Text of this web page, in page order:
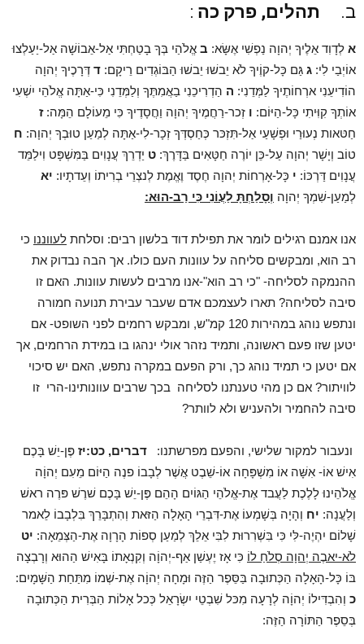
ב. תהלים, פרק כה :
א לְדָוִד אֵלֶיךָ יְהוָה נַפְשִׁי אֶשָּׂא: ב אֱלֹהַי בְּךָ בָטַחְתִּי אַל-אֵבוֹשָׁה אַל-יַעַלְצוּ
אוֹיְבַי לִי: ג גַּם כָּל-קוֶֹיךָ לֹא יֵבשׁוּ יֵבשׁוּ הַבּוֹגְדִים רֵיקָם: ד דְּרָכֶיךָ יְהוָה
הוֹדִיעֵנִי ארְחוֹתֶיךָ לַמְּדֵנִי: ה הַדְרִיכֵנִי בַאֲמִתֶּךָ וְלַמְּדֵנִי כִּי-אַתָּה אֱלֹהֵי יִשְׁעִי
אוֹתְךָ קִוִּיתִי כָּל-הַיּוֹם: ו זְכר-רַחֲמֶיךָ יְהוָה וַחֲסָדֶיךָ כִּי מֵעוֹלָם הֵמָּה:ז
חַטּאות נְעוּרַי וּפְשָׁעַי אַל-תִּזְכּר כְּחַסְדְּךָ זְכָר-לִי-אַתָּה לְמַעַן טוּבְךָ יְהוָה: ח
טוֹב וְיָשָׁר יְהוָה עַל-כֵּן יוֹרֶה חַטָּאִים בַּדָּרֶךְ: ט יַדְרֵךְ עֲנָוִים בַּמִּשְׁפָּט וִילַמֵּד
עֲנָוִים דַּרְכּוֹ: י כָּל-אָרְחוֹת יְהוָה חֶסֶד וֶאֱמֶת לְנצְרֵי בְרִיתוֹ וְעֵדתָיו: יא
לְמַעַן-שִׁמְךָ יְהוָה וְסָלַחְתָּ לַעֲוֹנִי כִּי רַב-הוּא:
אנו אמנם רגילים לומר את תפילת דוד בלשון רבים: וסלחת לעווננו כי
רב הוא, ומבקשים סליחה על עוונות העם כולו. אך הבה נבדוק את
ההנמקה לסליחה- "כי רב הוא"-אנו מרבים לעשות עוונות. האם זו
סיבה לסליחה? תארו לעצמכם אדם שעבר עבירת תנועה חמורה
ונתפש נוהג במהירות 120 קמ"ש, ומבקש רחמים לפני השופט- אם
יטען שזו פעם ראשונה, ותמיד נזהר אולי ינהגו בו במידת הרחמים, אך
אם יטען כי תמיד נוהג כך, ורק הפעם במקרה נתפש, האם יש סיכוי
לוויתור? אם כן מהי טענתנו לסליחה בכך שרבים עוונותינו-הרי זו
סיבה להחמיר ולהעניש ולא לוותר?
ונעבור למקור שלישי, והפעם מפרשתנו: דברים, כט:יז פֶּן-יֵשׁ בָּכֶם
אִישׁ אוֹ- אִשָּׁה אוֹ מִשְׁפָּחָה אוֹ-שֵׁבֶט אֲשֶׁר לְבָבוֹ פנֶה הַיּוֹם מֵעִם יְהוָֹה
אֱלֹהֵינוּ לָלֶכֶת לַעֲבד אֶת-אֱלֹהֵי הַגּוֹיִם הָהֵם פֶּן-יֵשׁ בָּכֶם שׁרֶשׁ פּרֶה ראשׁ
וְלַעֲנָה: יח וְהָיָה בְּשָׁמְעוֹ אֶת-דִּבְרֵי הָאָלָה הַזּאת וְהִתְבָּרֵךְ בִּלְבָבוֹ לֵאמר
שָׁלוֹם יִהְיֶה-לִּי כִּי בִּשְׁרִרוּת לִבִּי אֵלֵךְ לְמַעַן סְפוֹת הָרָוָה אֶת-הַצְּמֵאָה: יט
לֹא-יאבֶה יְהוָה סְלֹחַ לוֹ כִּי אָז יֶעְשַׁן אַף-יְהוָֹה וְקִנְאָתוֹ בָּאִישׁ הַהוּא וְרָבְצָה
בּוֹ כָּל-הָאָלָה הַכְּתוּבָה בַּסֵּפֶר הַזֶּה וּמָחָה יְהוָֹה אֶת-שְׁמוֹ מִתַּחַת הַשָּׁמָיִם:
כ וְהִבְדִּילוֹ יְהוָֹה לְרָעָה מִכּל שִׁבְטֵי יִשְׂרָאֵל כְּכל אָלוֹת הַבְּרִית הַכְּתוּבָה
בְּסֵפֶר הַתּוֹרָה הַזֶּה: